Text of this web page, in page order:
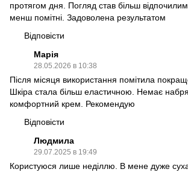
протягом дня. Погляд став більш
менш помітні. Задоволена результатом
Відповісти
Марія
28.05.2026 в 10:38
Після місяця використання помітила
Шкіра стала більш еластичною. Немає
комфортний крем. Рекомендую
Відповісти
Людмила
29.07.2025 в 19:49
Користуюся лише неділлю. В мене дуже